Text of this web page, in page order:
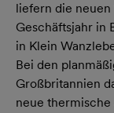
liefern die
Geschäftsjahr in
in Klein
Bei den
Großbritannien
neue